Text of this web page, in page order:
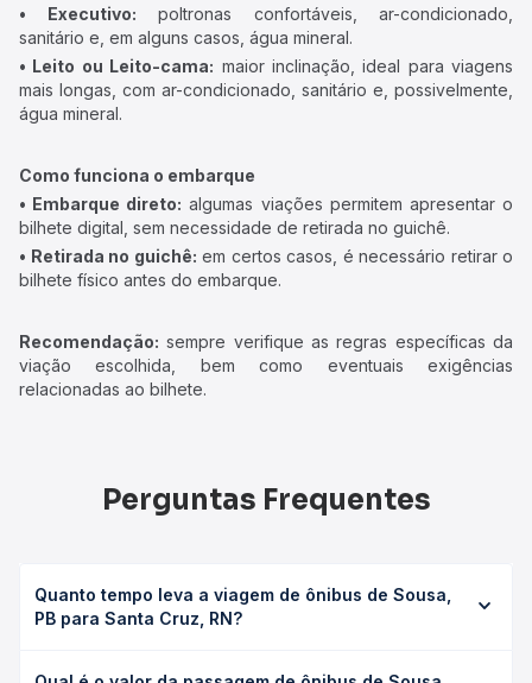
• Executivo: poltronas confortáveis, ar-condicionado,
sanitário e, em alguns casos, água mineral.
• Leito ou Leito-cama: maior inclinação, ideal para viagens
mais longas, com ar-condicionado, sanitário e, possivelmente,
água mineral.
Como funciona o embarque
• Embarque direto: algumas viações permitem apresentar o
bilhete digital, sem necessidade de retirada no guichê.
• Retirada no guichê: em certos casos, é necessário retirar o
bilhete físico antes do embarque.
Recomendação: sempre verifique as regras específicas da
viação escolhida, bem como eventuais exigências
relacionadas ao bilhete.
Perguntas Frequentes
Quanto tempo leva a viagem de ônibus de Sousa,
PB para Santa Cruz, RN?